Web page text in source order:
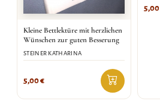
Kleine Bettlektüre mit herzlichen
Wünschen zur guten Besserung
STEINER KATHARINA
5,00€
5,00